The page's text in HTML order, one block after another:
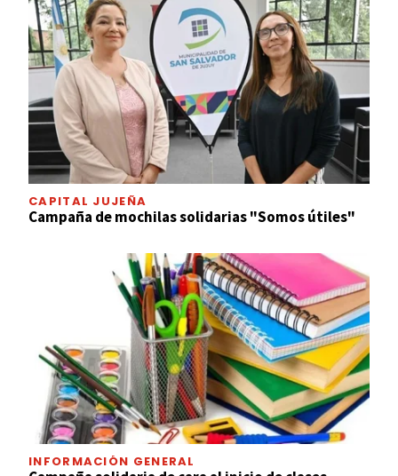
CAPITAL JUJEÑA
Campaña de mochilas solidarias "Somos útiles"
INFORMACIÓN GENERAL